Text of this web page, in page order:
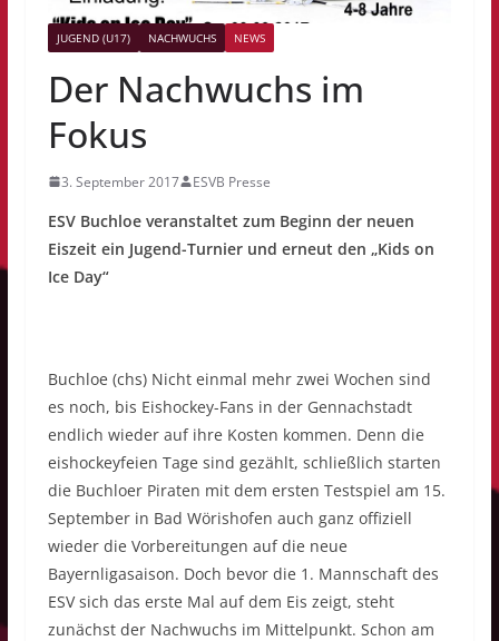
JUGEND (U17) NACHWUCHS NEWS
Der Nachwuchs im
Fokus
3. September 2017 ESVB Presse
ESV Buchloe veranstaltet zum Beginn der neuen
Eiszeit ein Jugend-Turnier und erneut den „Kids on
Ice Day“
Buchloe (chs) Nicht einmal mehr zwei Wochen sind
es noch, bis Eishockey-Fans in der Gennachstadt
endlich wieder auf ihre Kosten kommen. Denn die
eishockeyfeien Tage sind gezählt, schließlich starten
die Buchloer Piraten mit dem ersten Testspiel am 15.
September in Bad Wörishofen auch ganz offiziell
wieder die Vorbereitungen auf die neue
Bayernligasaison. Doch bevor die 1. Mannschaft des
ESV sich das erste Mal auf dem Eis zeigt, steht
zunächst der Nachwuchs im Mittelpunkt. Schon am